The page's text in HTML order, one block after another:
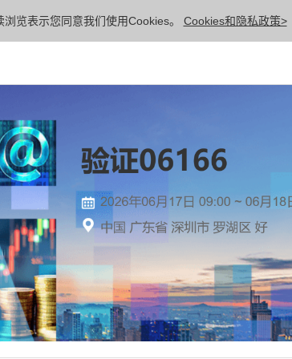
览表示您同意我们使用Cookies。 Cookies和隐私政策>